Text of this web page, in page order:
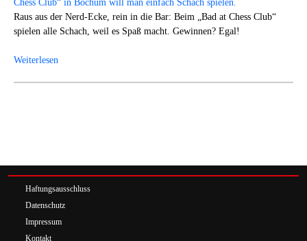
Raus aus der Nerd-Ecke, rein in die Bar: Beim „Bad at Chess Club“
spielen alle Schach, weil es Spaß macht. Gewinnen? Egal!
Weiterlesen
Haftungsausschluss
Datenschutz
Impressum
Kontakt